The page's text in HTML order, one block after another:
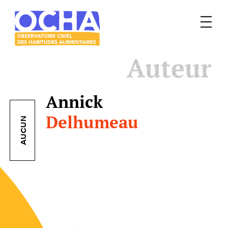
Menu
Auteur
AUCUN
Annick
Delhumeau